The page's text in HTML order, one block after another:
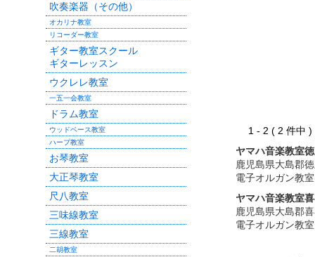
1 - 2 ( 2 件
ヤマハ音楽教室
鹿児島県大島郡
電子オルガン教
ヤマハ音楽教室
鹿児島県大島郡
電子オルガン教
吹奏楽器（その他）
オカリナ教室
リコーダー教室
ギター教室スクール
ギターレッスン
ウクレレ教室
一五一会教室
ドラム教室
ウッドベース教室
ハープ教室
お琴教室
大正琴教室
尺八教室
三味線教室
三線教室
二胡教室